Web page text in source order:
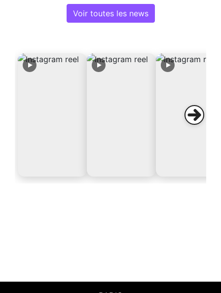
Voir toutes les news